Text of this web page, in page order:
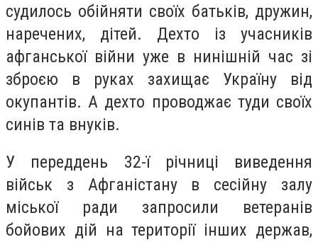
судилось обійняти своїх батьків, дружин,
наречених, дітей. Дехто із учасників
афганської війни уже в нинішній час зі
зброєю в руках захищає Україну від
окупантів. А дехто проводжає туди своїх
синів та внуків.
У переддень 32-ї річниці виведення
військ з Афганістану в сесійну залу
міської ради запросили ветеранів
бойових дій на території інших держав,